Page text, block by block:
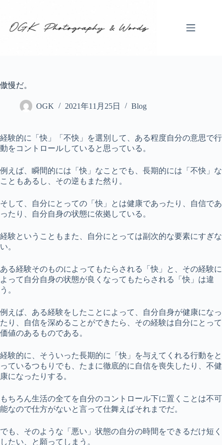
ッ
傲慢だ。
OGK 2021年11月25日 Blog
経験的に「快」「不快」を選別して、ある程度自分の意思で行
動をコントロールしていると思っている。
例えば、瞬間的には「快」なことでも、長期的には「不快」な
こともあるし、その逆もまた然り。
そして、自分にとっての「快」とは健康であったり、自信であ
ったり、自分自身の状態に依拠している。
経験ということもまた、自分にとっては副次的な要素にすぎな
い。
ある経験そのものによってもたらされる「快」と、その経験に
よって自分自身の状態が良くなってもたらされる「快」は違
う。
例えば、ある経験をしたことによって、自分自身が健康になっ
たり、自信を深めることができたら、その経験は自分にとって
価値のあるものである。
経験的に、そういった長期的に「快」を与えてくれる行動をと
っているつもりでも、たまに徹底的に自信を喪失したり、不健
康になったりする。
もちろん生活の全てを自分のコントロール下に置くことは不可
能なので仕方がないと言って仕舞えばそれまでだ。
でも、そのような「悪い」状態の自分の時間をできるだけ短く
したい、と願ってしまう。